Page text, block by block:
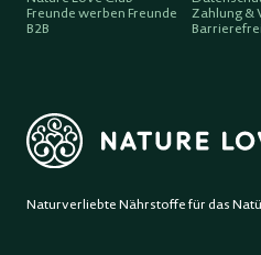
Freunde werben Freunde
B2B
Zahlung &
Naturverliebte Nährstoffe für das